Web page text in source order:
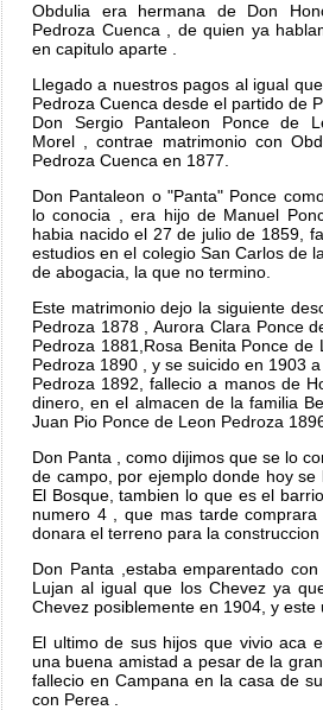
Obdulia era hermana de Don
Pedroza Cuenca , de quien ya
en capitulo aparte .
Llegado a nuestros pagos al igual
Pedroza Cuenca desde el partido de
Don Sergio Pantaleon Ponce de
Morel , contrae matrimonio con
Pedroza Cuenca en 1877.
Don Pantaleon o "Panta" Ponce
lo conocia , era hijo de Manuel
habia nacido el 27 de julio de 1859,
estudios en el colegio San Carlos de
de abogacia, la que no termino.
Este matrimonio dejo la siguiente
Pedroza 1878 , Aurora Clara Ponce
Pedroza 1881,Rosa Benita Ponce
Pedroza 1890 , y se suicido en 1903
Pedroza 1892, fallecio a manos de
dinero, en el almacen de la familia
Juan Pio Ponce de Leon Pedroza
Don Panta , como dijimos que se lo
de campo, por ejemplo donde hoy
El Bosque, tambien lo que es el
numero 4 , que mas tarde
donara el terreno para la construccion
Don Panta ,estaba emparentado
Lujan al igual que los Chevez ya
Chevez posiblemente en 1904, y este
El ultimo de sus hijos que vivio aca
una buena amistad a pesar de la
fallecio en Campana en la casa de
con Perea .